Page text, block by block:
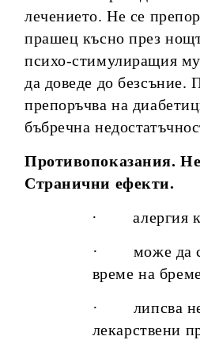
лечението. Не се
прашец късно през
психо-стимулиращия
да доведе до безсъние.
препоръчва на
бъбречна
Противопоказания.
Странични ефекти.
· алергия
· може да
време на
· липсва
лекарствени